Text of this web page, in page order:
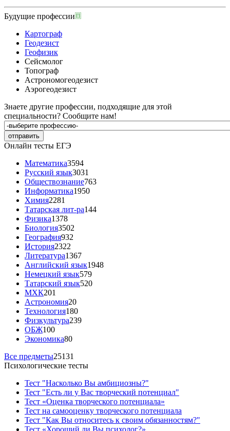
Будущие профессии
Картограф
Геодезист
Геофизик
Сейсмолог
Топограф
Астрономогеодезист
Аэрогеодезист
Знаете другие профессии, подходящие для этой
специальности? Сообщите нам!
Онлайн тесты ЕГЭ
Математика3594
Русский язык3031
Обществознание763
Информатика1950
Химия2281
Татарская лит-ра144
Физика1378
Биология3502
География932
История2322
Литература1367
Английский язык1948
Немецкий язык579
Татарский язык520
МХК201
Астрономия20
Технология180
Физкультура239
ОБЖ100
Экономика80
Все предметы25131
Психологические тесты
Тест "Насколько Вы амбициозны?"
Тест "Есть ли у Вас творческий потенциал"
Тест «Оценка творческого потенциала»
Тест на самооценку творческого потенциала
Тест "Как Вы относитесь к своим обязанностям?"
Тест «Хороший ли Вы психолог?»